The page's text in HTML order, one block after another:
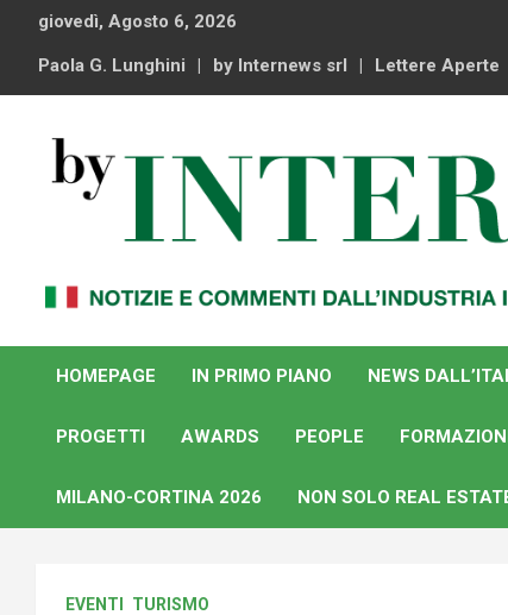
content
giovedì, Agosto 6, 2026
Paola G. Lunghini by Internews srl Lettere Aperte
By Internews
internazionale
HOMEPAGE
IN PRIMO PIANO NEWS
PROGETTI AWARDS PEOPLE
MILANO-CORTINA 2026 NON SOLO REAL
EVENTI TURISMO